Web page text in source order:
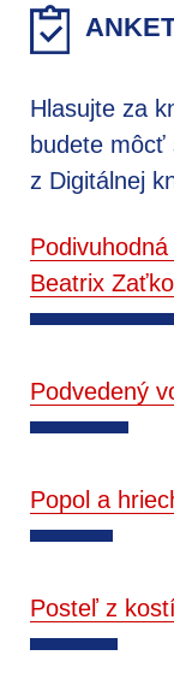
Hlasujte za
budete môcť
z Digitálnej
Beatrix
Podvedený
Popol a
Posteľ z